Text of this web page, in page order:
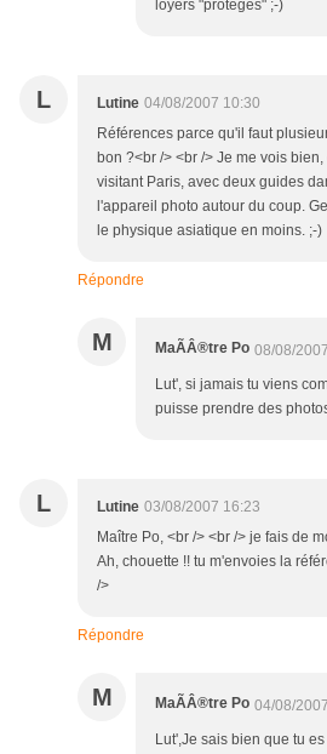
loyers "protégés" ;-)
L Lutine 04/08/2007 10:30
Références parce qu'il faut
bon ?<br /> <br /> Je me vois
visitant Paris, avec deux guides
l'appareil photo autour du coup.
le physique asiatique en moins. ;-)
Répondre
M MaÃÂ®tre Po 08/08/
Lut', si jamais tu viens
puisse prendre des
L Lutine 03/08/2007 16:23
Maître Po, <br /> <br /> je fais de
Ah, chouette !! tu m'envoies la
/>
Répondre
M MaÃÂ®tre Po 04/08/
Lut',Je sais bien que tu